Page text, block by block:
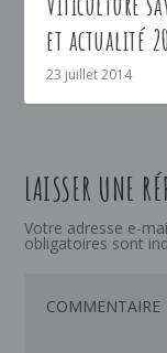
et actualité
23 juillet 2014
LAISSER UNE
Votre adresse e-
obligatoires sont